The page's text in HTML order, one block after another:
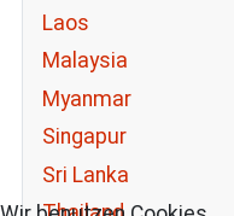
Laos
Malaysia
Myanmar
Singapur
Sri Lanka